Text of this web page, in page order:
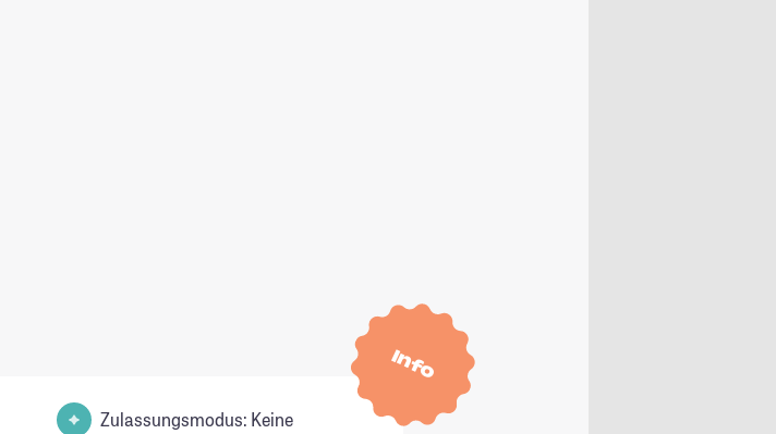
Info
Zulassungsmodus: Keine